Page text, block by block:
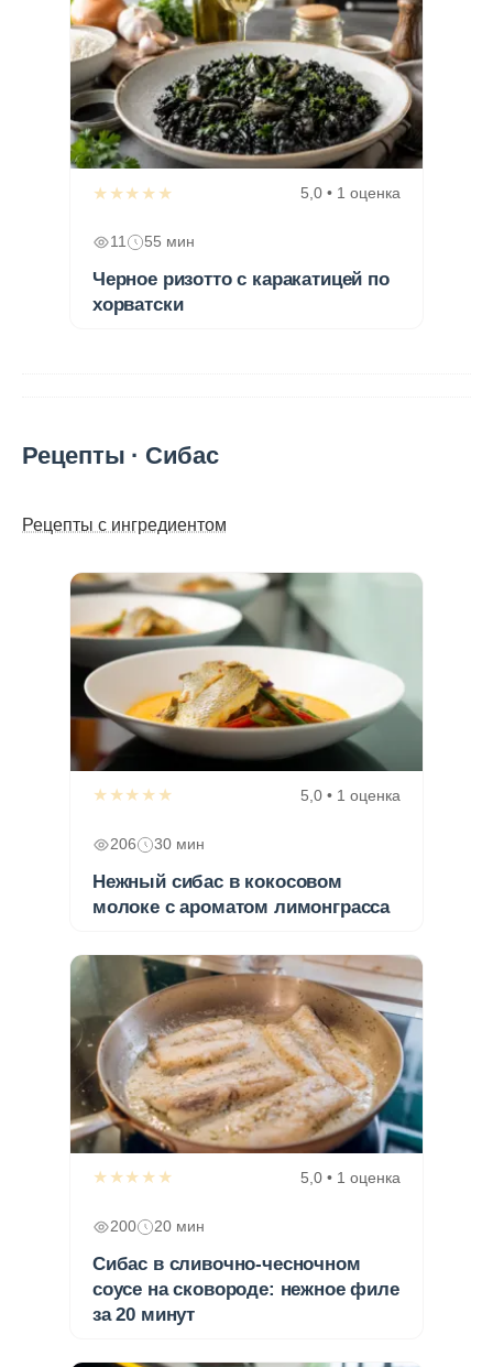
★★★★★ 5,0 • 1 оценка
11 55 мин
Черное ризотто с каракатицей по
хорватски
Рецепты · Сибас
Рецепты с ингредиентом
★★★★★ 5,0 • 1 оценка
206 30 мин
Нежный сибас в кокосовом
молоке с ароматом лимонграсса
★★★★★ 5,0 • 1 оценка
200 20 мин
Сибас в сливочно-чесночном
соусе на сковороде: нежное филе
за 20 минут